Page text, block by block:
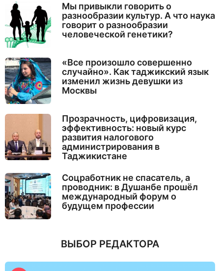
Мы привыкли говорить о
разнообразии культур. А что наука
говорит о разнообразии
человеческой генетики?
«Все произошло совершенно
случайно». Как таджикский язык
изменил жизнь девушки из
Москвы
Прозрачность, цифровизация,
эффективность: новый курс
развития налогового
администрирования в
Таджикистане
Соцработник не спасатель, а
проводник: в Душанбе прошёл
международный форум о
будущем профессии
ВЫБОР РЕДАКТОРА